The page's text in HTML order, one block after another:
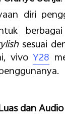
diri
sesuai
vivoY28
dan